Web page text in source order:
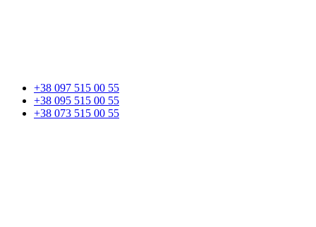
+38 097 515 00 55
+38 095 515 00 55
+38 073 515 00 55